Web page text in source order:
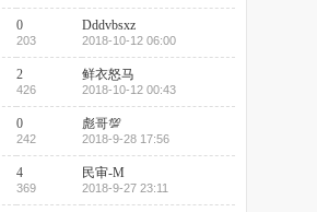
0
203
Dddvbsxz
2018-10-12 06:00
2
426
鲜衣怒马
2018-10-12 00:43
0
242
彪哥💯
2018-9-28 17:56
4
369
民审-M
2018-9-27 23:11